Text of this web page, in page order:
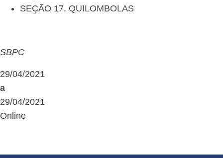
SEÇÃO 17. QUILOMBOLAS
SBPC
29/04/2021
a
29/04/2021
Online